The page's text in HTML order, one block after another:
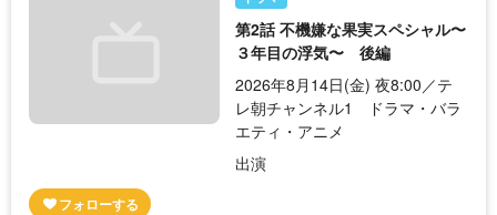
第2話 不機嫌な果実スペシャル〜
３年目の浮気〜 後編
2026年8月14日(金) 夜8:00／テ
レ朝チャンネル1 ドラマ・バラ
エティ・アニメ
出演